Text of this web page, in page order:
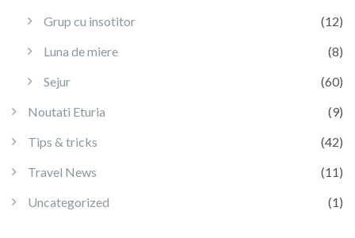
Grup cu insotitor
(12)
Luna de miere
(8)
Sejur
(60)
Noutati Eturia
(9)
Tips & tricks
(42)
Travel News
(11)
Uncategorized
(1)